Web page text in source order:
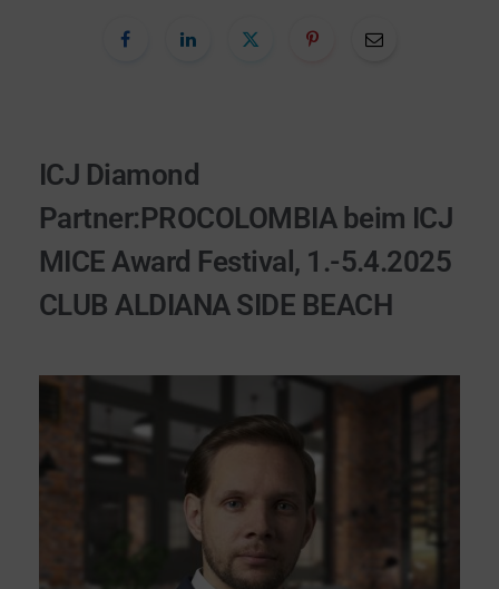
ICJ Diamond
Partner:PROCOLOMBIA beim ICJ
MICE Award Festival, 1.-5.4.2025
CLUB ALDIANA SIDE BEACH